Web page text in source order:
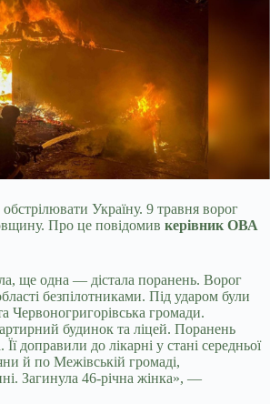
Україну. 9 травня ворог
Про це повідомив керівник ОВА
ще одна — дістала поранень. Ворог
безпілотниками. Під ударом були
Червоногригорівська громади.
будинок та ліцей. Поранень
Її доправили до лікарні у стані середньої
й по Межівській громаді,
Загинула 46-річна жінка», —